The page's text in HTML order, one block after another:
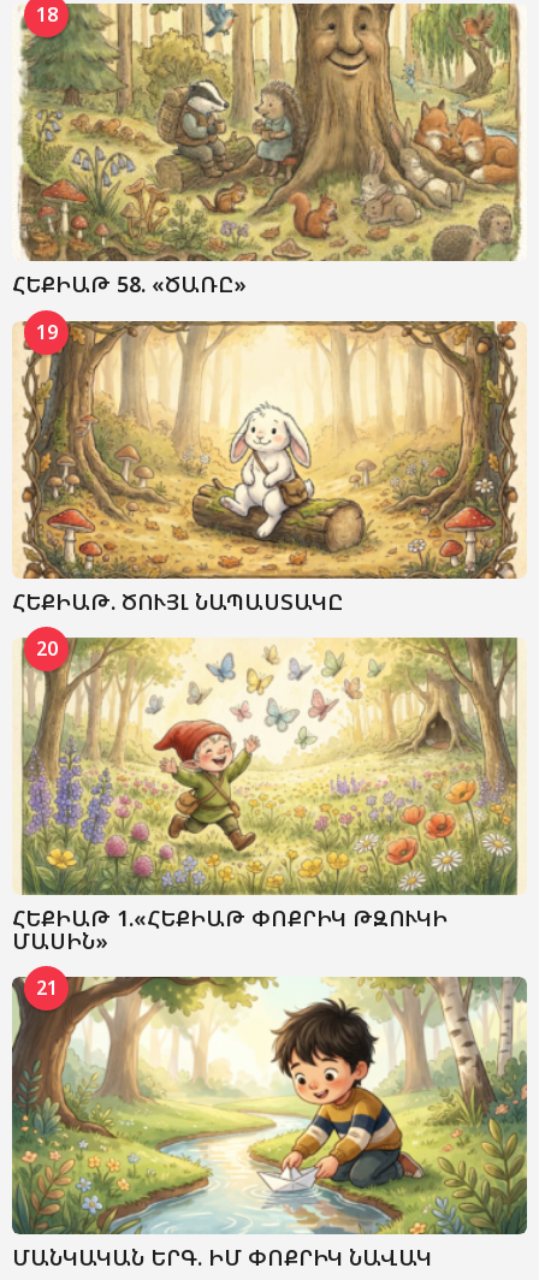
18
ՀԵՔԻԱԹ 58. «ԾԱՌԸ»
19
ՀԵՔԻԱԹ. ԾՈՒՅԼ ՆԱՊԱՍՏԱԿԸ
20
ՀԵՔԻԱԹ 1.«ՀԵՔԻԱԹ ՓՈՔՐԻԿ ԹԶՈՒԿԻ
ՄԱՍԻՆ»
21
ՄԱՆԿԱԿԱՆ ԵՐԳ. ԻՄ ՓՈՔՐԻԿ ՆԱՎԱԿ